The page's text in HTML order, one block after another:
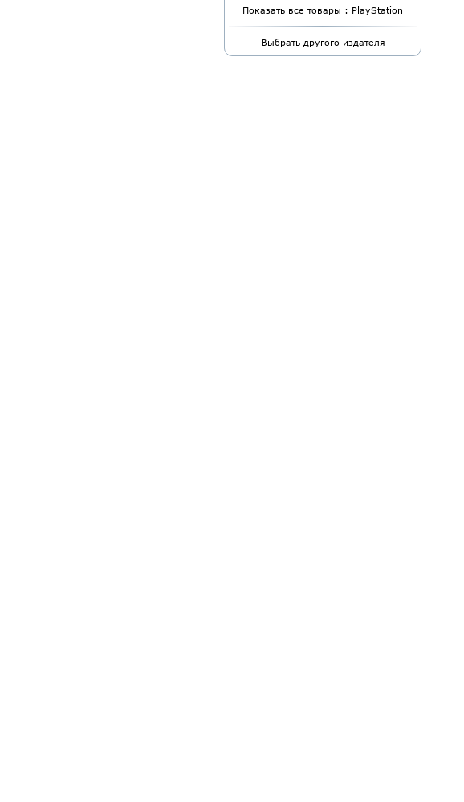
Показать все товары : PlayStation
Выбрать другого издателя